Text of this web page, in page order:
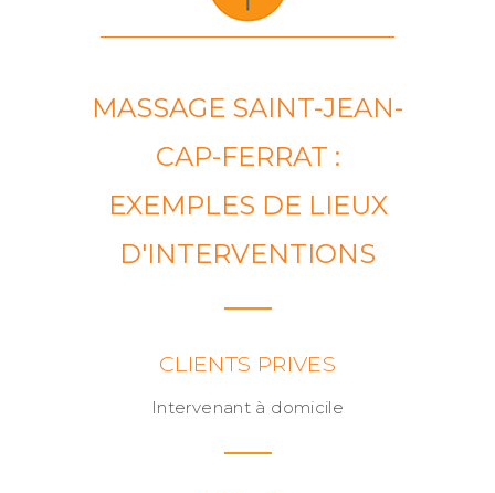
MASSAGE SAINT-JEAN-
CAP-FERRAT :
EXEMPLES DE LIEUX
D'INTERVENTIONS
CLIENTS PRIVES
Intervenant à domicile